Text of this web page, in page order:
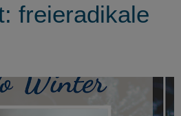
freieradikale